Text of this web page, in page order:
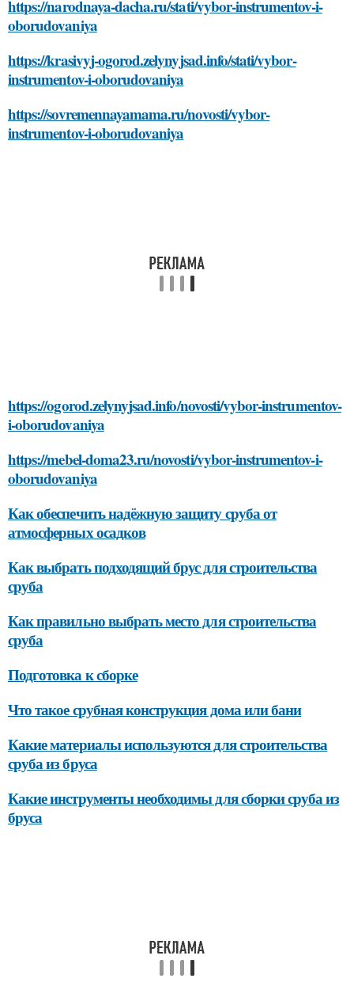
https://narodnaya-dacha.ru/stati/vybor-instrumentov-i-
oborudovaniya
https://krasivyj-ogorod.zelynyjsad.info/stati/vybor-
instrumentov-i-oborudovaniya
https://sovremennayamama.ru/novosti/vybor-
instrumentov-i-oborudovaniya
https://ogorod.zelynyjsad.info/novosti/vybor-instrumentov-
i-oborudovaniya
https://mebel-doma23.ru/novosti/vybor-instrumentov-i-
oborudovaniya
Как обеспечить надёжную защиту сруба от
атмосферных осадков
Как выбрать подходящий брус для строительства
сруба
Как правильно выбрать место для строительства
сруба
Подготовка к сборке
Что такое срубная конструкция дома или бани
Какие материалы используются для строительства
сруба из бруса
Какие инструменты необходимы для сборки сруба из
бруса